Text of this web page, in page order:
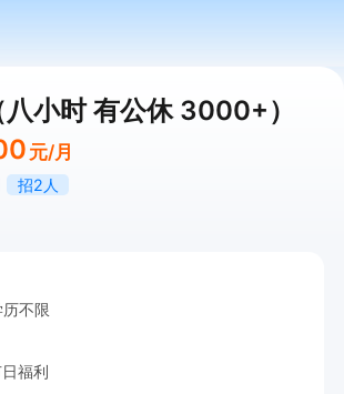
小时 有公休 3000+）
元/月
招2人
历不限
福利